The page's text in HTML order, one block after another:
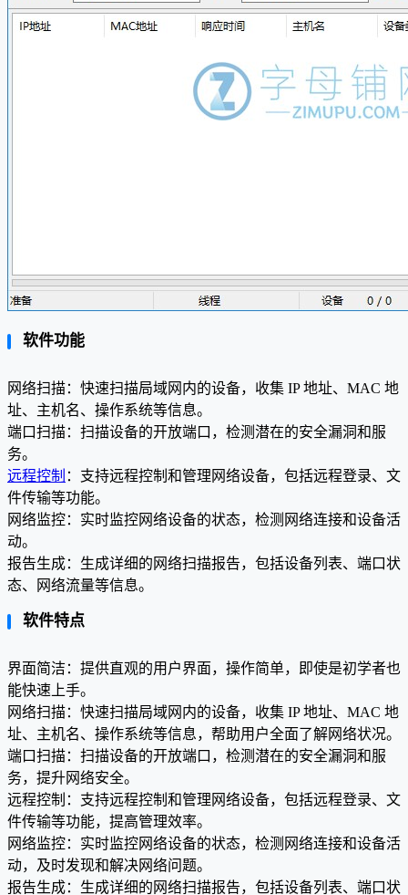
软件功能
网络扫描：快速扫描局域网内的设备，收集 IP 地址、MAC 地
址、主机名、操作系统等信息。
端口扫描：扫描设备的开放端口，检测潜在的安全漏洞和服
务。
远程控制 ：支持远程控制和管理网络设备，包括远程登录、文
件传输等功能。
网络监控：实时监控网络设备的状态，检测网络连接和设备活
动。
报告生成：生成详细的网络扫描报告，包括设备列表、端口状
态、网络流量等信息。
软件特点
界面简洁：提供直观的用户界面，操作简单，即使是初学者也
能快速上手。
网络扫描：快速扫描局域网内的设备，收集 IP 地址、MAC 地
址、主机名、操作系统等信息，帮助用户全面了解网络状况。
端口扫描：扫描设备的开放端口，检测潜在的安全漏洞和服
务，提升网络安全。
远程控制：支持远程控制和管理网络设备，包括远程登录、文
件传输等功能，提高管理效率。
网络监控：实时监控网络设备的状态，检测网络连接和设备活
动，及时发现和解决网络问题。
报告生成：生成详细的网络扫描报告，包括设备列表、端口状